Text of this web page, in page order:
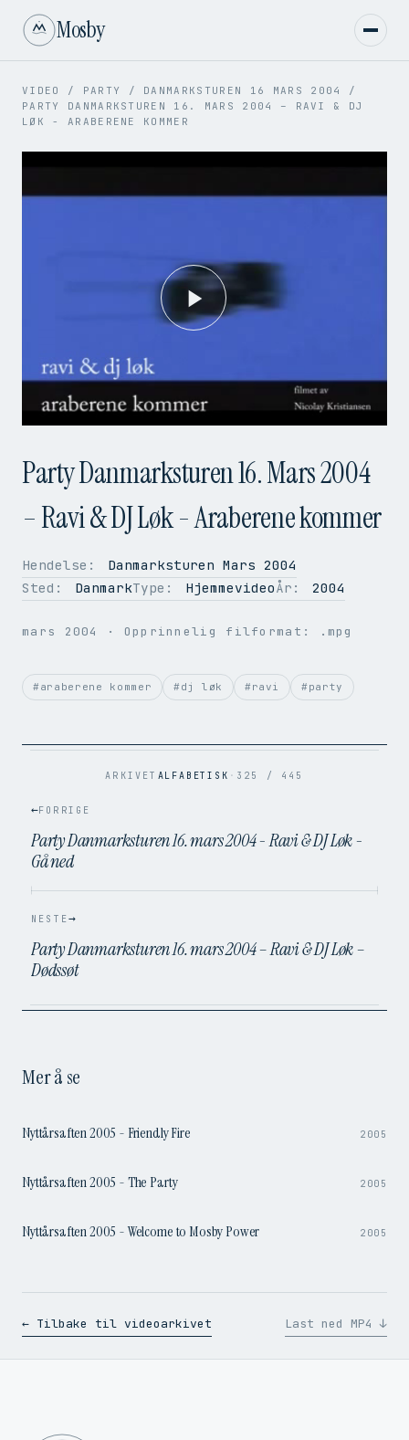
Mosby
VIDEO / PARTY / DANMARKSTUREN 16 MARS 2004
/
PARTY DANMARKSTUREN 16. MARS 2004 – RAVI & DJ
LØK - ARABERENE KOMMER
Play
Video
OPPLØSNING 352 × 288
VIDEOKODEK
881 kbps
FILSTØRRELSE 24.1 MB
Party Danmarksturen 16. Mars 2004
– Ravi & DJ Løk - Araberene kommer
Hendelse:
Danmarksturen Mars 2004
Sted:
DanmarkType: HjemmevideoÅr: 2004
mars 2004 · Opprinnelig filformat: .mpg
#araberene kommer #dj løk #ravi #party
ARKIVET ALFABETISK · 325 / 445
←FORRIGE
Party Danmarksturen 16. mars 2004 - Ravi & DJ Løk -
Gå ned
NESTE→
Party Danmarksturen 16. mars 2004 – Ravi & DJ Løk –
Dødssøt
Mer å se
Nyttårsaften 2005 - Friendly Fire 2005
3:46
Nyttårsaften 2005 - The Party 2005
3:34
Nyttårsaften 2005 - Welcome to Mosby Power 2005
← Tilbake til videoarkivet Last ned MP4 ↓